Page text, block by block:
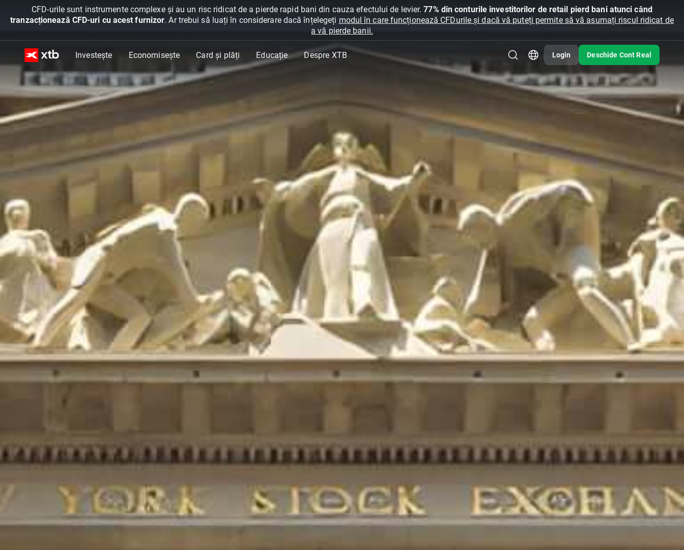
CFD-urile sunt instrumente complexe și au un risc ridicat de a pierde rapid bani din cauza efectului de levier.77% din conturile investitorilor de retail pierd bani atunci când
tranzacționează CFD-uri cu acest furnizor. Ar trebui să luați în considerare dacă înțelegeți modul în care funcționează CFDurile și dacă vă puteți permite să vă asumați riscul ridicat de
a vă pierde banii.
Investește Economisește Card și plăți Educație Despre XTB Login Deschide Cont Real